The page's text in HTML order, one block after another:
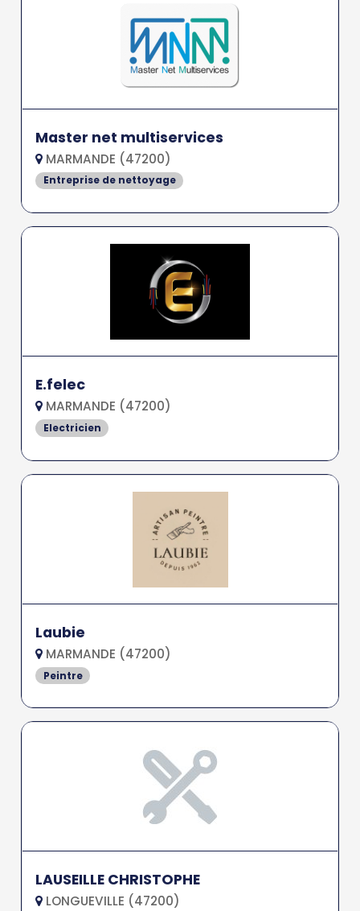
Master net multiservices
MARMANDE (47200)
Entreprise de nettoyage
E.felec
MARMANDE (47200)
Electricien
Laubie
MARMANDE (47200)
Peintre
LAUSEILLE CHRISTOPHE
LONGUEVILLE (47200)